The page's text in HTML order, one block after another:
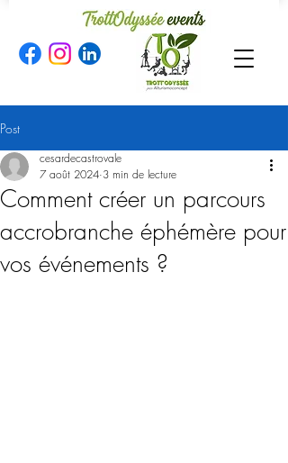
Post
Comment créer un parcours
accrobranche éphémère pour
vos événements ?
cesardecastrovale
7 août 2024 3 min de lecture